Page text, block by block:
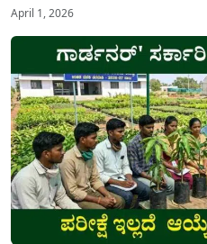
April 1, 2026